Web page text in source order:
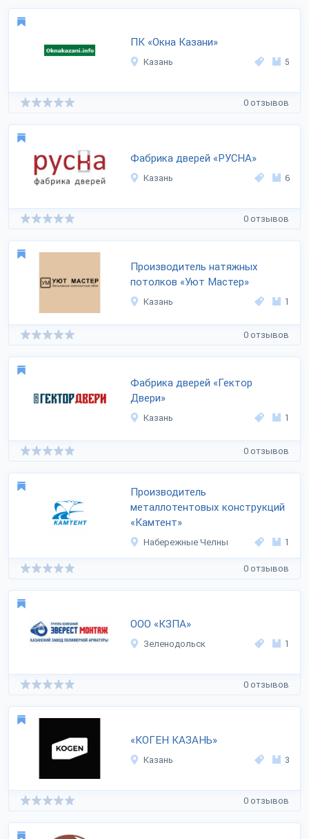
ПК «Окна Казани»
Казань 5
0 отзывов
Фабрика дверей «РУСНА»
Казань 6
0 отзывов
Производитель натяжных
потолков «Уют Мастер»
Казань 1
0 отзывов
Фабрика дверей «Гектор
Двери»
Казань 1
0 отзывов
Производитель
металлотентовых конструкций
«Камтент»
Набережные Челны 1
0 отзывов
ООО «КЗПА»
Зеленодольск 1
0 отзывов
«КОГЕН КАЗАНЬ»
Казань 3
0 отзывов